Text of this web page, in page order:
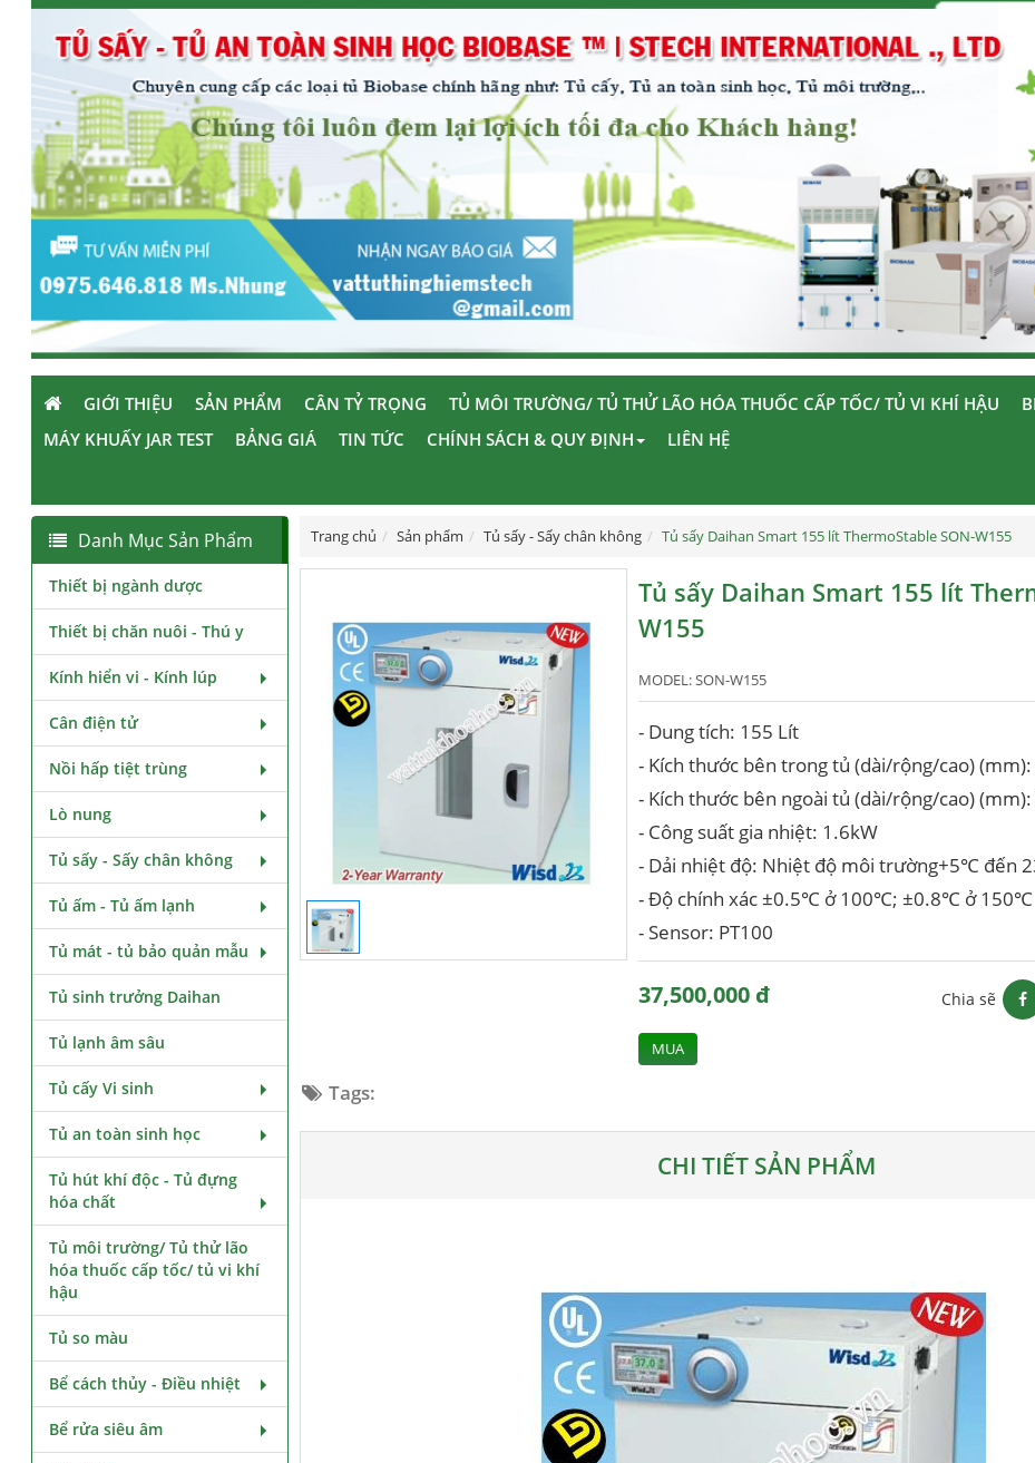
GIỚI THIỆU SẢN PHẨM CÂN TỶ TRỌNG TỦ MÔI TRƯỜNG/ TỦ THỬ LÃO HÓA THUỐC CẤP TỐC/ TỦ VI KHÍ HẬU
MÁY KHUẤY JAR TEST
BẢNG GIÁ TIN TỨC CHÍNH SÁCH & QUY ĐỊNH LIÊN HỆ
Trang chủ Sản phẩm Tủ sấy - Sấy chân không Tủ sấy Daihan Smart 155 lít ThermoStable SON-W155
Tủ sấy Daihan Smart 155 lít
W155
MODEL:SON-W155
- Dung tích: 155 Lít
- Kích thước bên trong tủ (dài/rộng/cao)
- Kích thước bên ngoài tủ (dài/rộng/cao)
- Công suất gia nhiệt: 1.6kW
- Dải nhiệt độ: Nhiệt độ môi trường+5℃ đến
- Độ chính xác ±0.5℃ ở 100℃; ±0.8℃ ở 150℃
- Sensor: PT100
37,500,000 đ
MUA
Chia sẽ
Tags:
CHI TIẾT SẢN PHẨM
Danh Mục Sản Phẩm
Thiết bị ngành dược
Thiết bị chăn nuôi - Thú y
Kính hiển vi - Kính lúp
Cân điện tử
Nồi hấp tiệt trùng
Lò nung
Tủ sấy - Sấy chân không
Tủ ấm - Tủ ấm lạnh
Tủ mát - tủ bảo quản mẫu
Tủ sinh trưởng Daihan
Tủ lạnh âm sâu
Tủ cấy Vi sinh
Tủ an toàn sinh học
Tủ hút khí độc - Tủ đựng
hóa chất
Tủ môi trường/ Tủ thử lão
hóa thuốc cấp tốc/ tủ vi khí
hậu
Tủ so màu
Bể cách thủy - Điều nhiệt
Bể rửa siêu âm